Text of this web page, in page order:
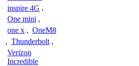
inspire 4G ,
One mini ,
one x , OneM8
, Thunderbolt ,
Verizon
Incredible